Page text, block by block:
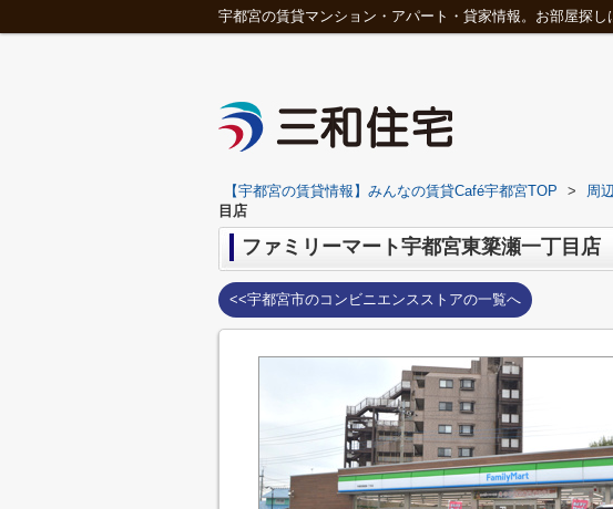
宇都宮の賃貸マンション・アパート・貸家情報。お部屋探
【宇都宮の賃貸情報】みんなの賃貸Café宇都宮TOP > 周
目店
ファミリーマート宇都宮東簗瀬一丁目店
<<宇都宮市のコンビニエンスストアの一覧へ